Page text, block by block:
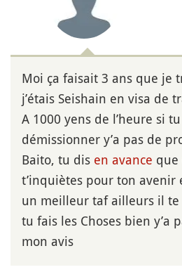
Moi ça faisait 3 ans que je
j’étais Seishain en visa de
A 1000 yens de l’heure si
démissionner y’a pas de
Baito, tu dis en avance que
t’inquiètes pour ton avenir
un meilleur taf ailleurs il
tu fais les Choses bien y’a
mon avis